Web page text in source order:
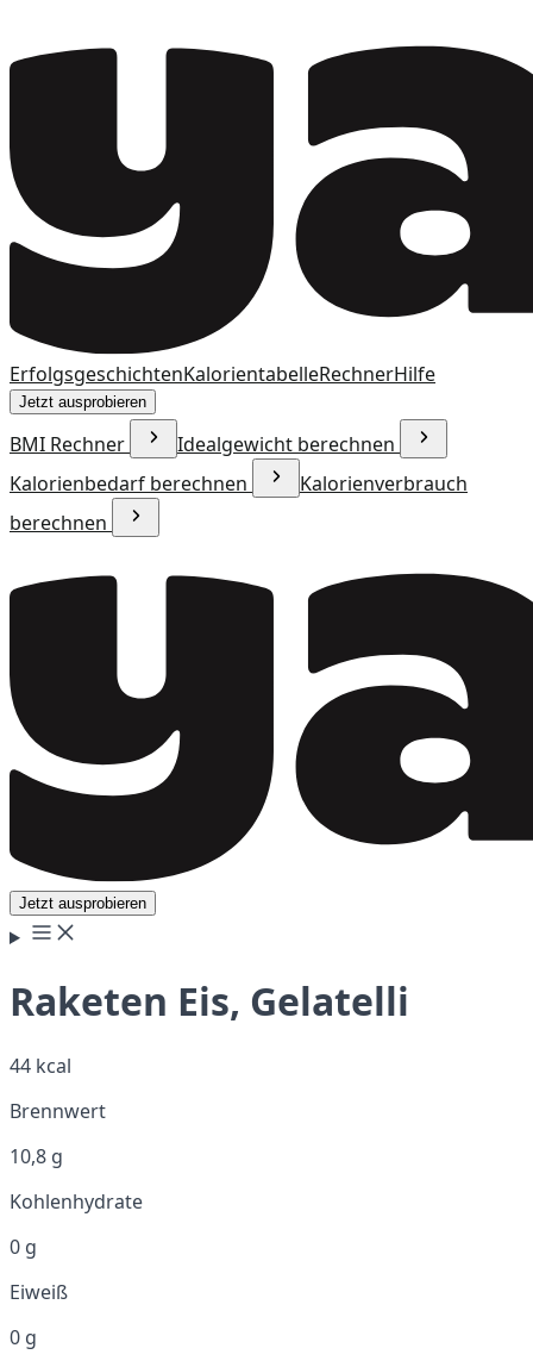
ErfolgsgeschichtenKalorientabelleRechnerHilfe
Jetzt ausprobieren
BMI Rechner
Idealgewicht berechnen
Kalorienbedarf berechnen
Kalorienverbrauch
berechnen
Jetzt ausprobieren
Raketen Eis, Gelatelli
44 kcal
Brennwert
10,8 g
Kohlenhydrate
0 g
Eiweiß
0 g